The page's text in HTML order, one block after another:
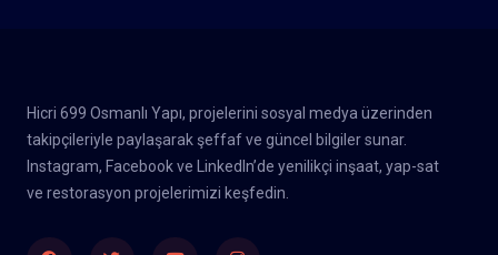
Hicri 699 Osmanlı Yapı, projelerini sosyal medya üzerinden
takipçileriyle paylaşarak şeffaf ve güncel bilgiler sunar.
Instagram, Facebook ve LinkedIn’de yenilikçi inşaat, yap-sat
ve restorasyon projelerimizi keşfedin.
FacebookTwitter YoutubeInstagram